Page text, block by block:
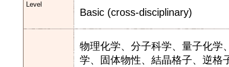
Level
Basic (cross-disciplinary)
物理化学、分子科学、量子化学
学、固体物性、結晶格子、逆格